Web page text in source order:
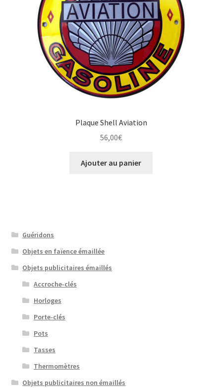
Plaque Shell Aviation
56,00€
Ajouter au panier
Guéridons
Objets en faïence émaillée
Objets publicitaires émaillés
Accroche-clés
Horloges
Porte-clés
Pots
Tasses
Thermomètres
Objets publicitaires non émaillés